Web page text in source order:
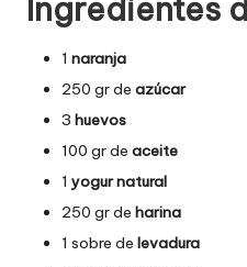
Ingredientes
1 naranja
250 gr de azúcar
3 huevos
100 gr de aceite
1 yogur natural
250 gr de harina
1 sobre de levadura